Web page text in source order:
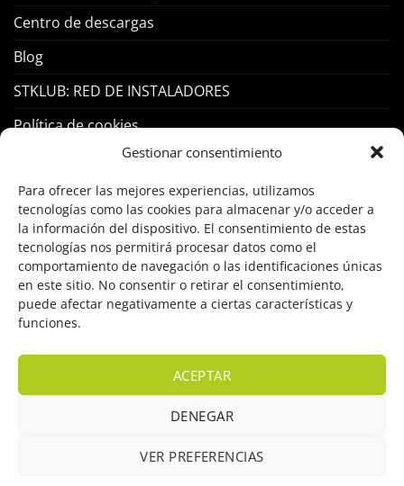
Gestionar consentimiento
Para ofrecer las mejores experiencias, utilizamos
tecnologías como las cookies para almacenar y/o acceder a
la información del dispositivo. El consentimiento de estas
tecnologías nos permitirá procesar datos como el
comportamiento de navegación o las identificaciones únicas
en este sitio. No consentir o retirar el consentimiento,
puede afectar negativamente a ciertas características y
funciones.
ACEPTAR
DENEGAR
VER PREFERENCIAS
Centro de descargas
Blog
STKLUB: RED DE INSTALADORES
Política de cookies
Control Acceso
Hogar Inteligente
Incendio
Intrusión
OFERTAS